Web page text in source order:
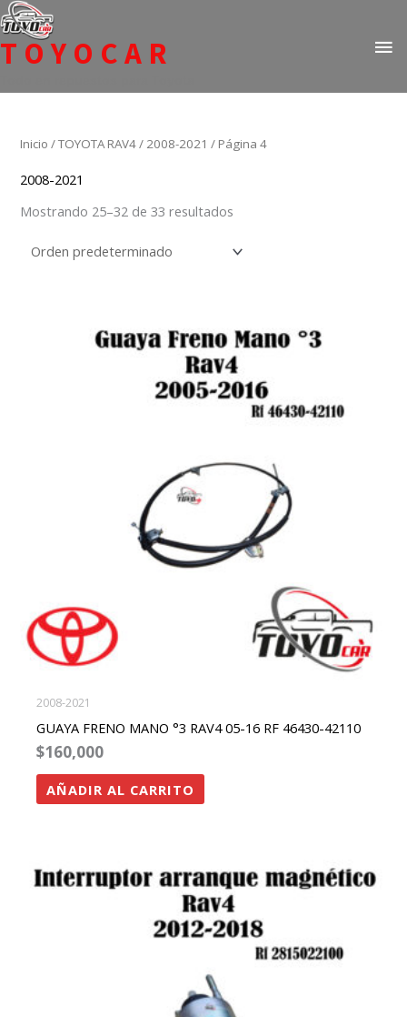
Ir
al
contenido
TOYOCAR
Inicio /TOYOTA RAV4/ 2008-2021 / Página 4
2008-2021
Mostrando 25–32 de 33 resultados
2008-2021
GUAYA FRENO MANO °3 RAV4 05-16 RF 46430-42110
$160,000
AÑADIR AL CARRITO